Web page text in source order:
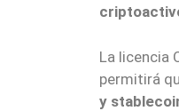
La licencia
permitirá
y